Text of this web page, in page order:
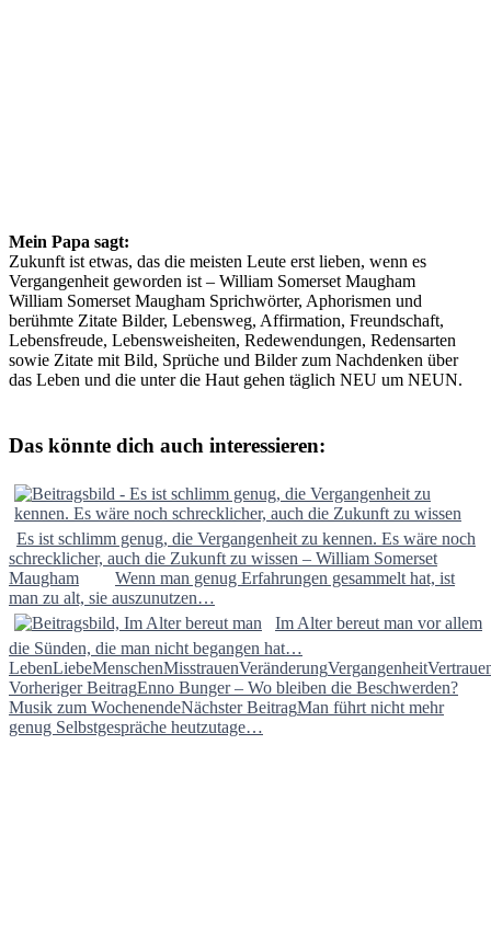
Mein Papa sagt:
Zukunft ist etwas, das die meisten Leute erst lieben, wenn es
Vergangenheit geworden ist – William Somerset Maugham
William Somerset Maugham Sprichwörter, Aphorismen und
berühmte Zitate Bilder, Lebensweg, Affirmation, Freundschaft,
Lebensfreude, Lebensweisheiten, Redewendungen, Redensarten
sowie Zitate mit Bild, Sprüche und Bilder zum Nachdenken über
das Leben und die unter die Haut gehen täglich NEU um NEUN.
Das könnte dich auch interessieren:
Es ist schlimm genug, die Vergangenheit zu kennen. Es wäre noch
schrecklicher, auch die Zukunft zu wissen – William Somerset
Maugham
Wenn man genug Erfahrungen gesammelt hat, ist
man zu alt, sie auszunutzen…
Im Alter bereut man vor allem
die Sünden, die man nicht begangen hat…
LebenLiebeMenschenMisstrauenVeränderungVergangenheit
Beitragsnavigation
Vorheriger BeitragEnno Bunger – Wo bleiben die Beschwerden?
Musik zum WochenendeNächster BeitragMan führt nicht mehr
genug Selbstgespräche heutzutage…